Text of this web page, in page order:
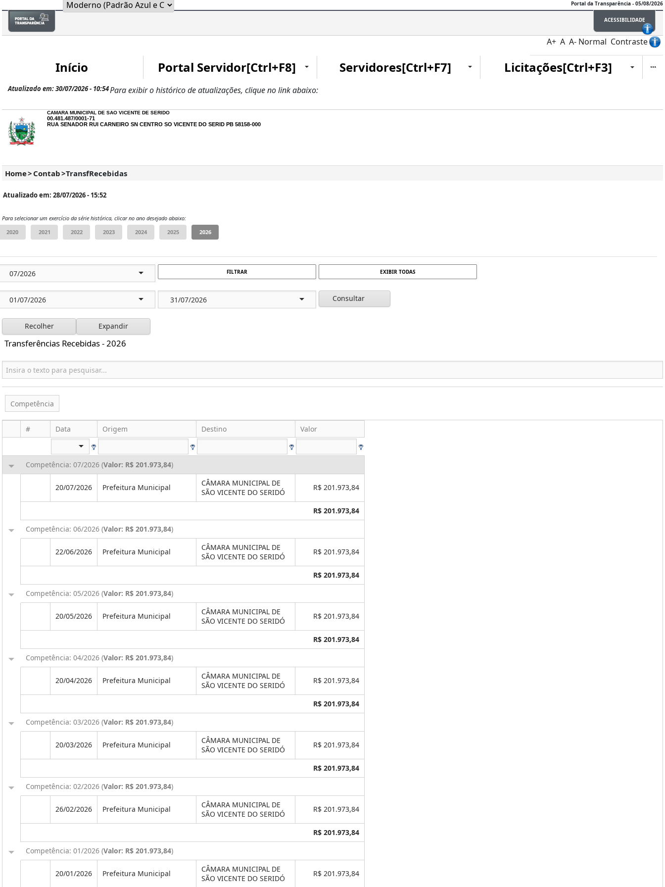
Portal da Transparência - 05/08/2026
ACESSIBILIDADE
A+ A A- Normal Contraste
Início Portal Servidor[Ctrl+F8] Servidores[Ctrl+F7] Licitações[Ctrl+F3]
Para exibir o histórico de atualizações, clique no link abaixo:
Atualizado em: 30/07/2026 - 10:54
CAMARA MUNICIPAL DE SAO VICENTE DE SERIDO
00.481.487/0001-71
RUA SENADOR RUI CARNEIRO SN CENTRO SO VICENTE DO SERID PB 58158-000
Home> Contab>TransfRecebidas
Atualizado em: 28/07/2026 - 15:52
Para selecionar um exercício da série histórica, clicar no ano desejado abaixo:
FILTRAR EXIBIR TODAS
Consultar
Recolher Expandir
Transferências Recebidas - 2026
Competência
# Data Origem Destino Valor
Competência: 07/2026 (Valor: R$ 201.973,84)
20/07/2026 Prefeitura Municipal
CÂMARA MUNICIPAL DE
SÃO VICENTE DO SERIDÓ
R$ 201.973,84
R$ 201.973,84
Competência: 06/2026 (Valor: R$ 201.973,84)
22/06/2026 Prefeitura Municipal
CÂMARA MUNICIPAL DE
SÃO VICENTE DO SERIDÓ
R$ 201.973,84
R$ 201.973,84
Competência: 05/2026 (Valor: R$ 201.973,84)
20/05/2026 Prefeitura Municipal
CÂMARA MUNICIPAL DE
SÃO VICENTE DO SERIDÓ
R$ 201.973,84
R$ 201.973,84
Competência: 04/2026 (Valor: R$ 201.973,84)
20/04/2026 Prefeitura Municipal
CÂMARA MUNICIPAL DE
SÃO VICENTE DO SERIDÓ
R$ 201.973,84
R$ 201.973,84
Competência: 03/2026 (Valor: R$ 201.973,84)
20/03/2026 Prefeitura Municipal
CÂMARA MUNICIPAL DE
SÃO VICENTE DO SERIDÓ
R$ 201.973,84
R$ 201.973,84
Competência: 02/2026 (Valor: R$ 201.973,84)
26/02/2026 Prefeitura Municipal
CÂMARA MUNICIPAL DE
SÃO VICENTE DO SERIDÓ
R$ 201.973,84
R$ 201.973,84
Competência: 01/2026 (Valor: R$ 201.973,84)
20/01/2026 Prefeitura Municipal
CÂMARA MUNICIPAL DE
SÃO VICENTE DO SERIDÓ
R$ 201.973,84